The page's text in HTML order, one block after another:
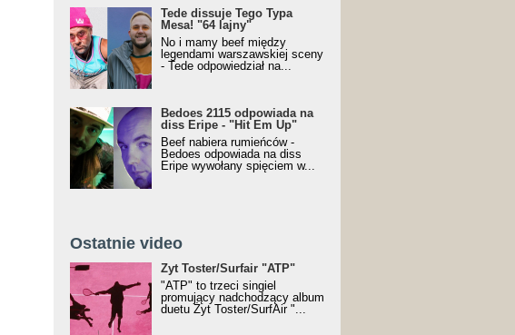
Tede dissuje Tego Typa
Mesa! "64 lajny"
No i mamy beef między
legendami warszawskiej sceny
- Tede odpowiedział na...
Bedoes 2115 odpowiada na
diss Eripe - "Hit Em Up"
Beef nabiera rumieńców -
Bedoes odpowiada na diss
Eripe wywołany spięciem w...
Ostatnie video
Żyt Toster/SurfAir - ATP VIDEO
Żyt Toster/Surfair "ATP"
"ATP" to trzeci singiel
promujący nadchodzący album
duetu Żyt Toster/SurfAir "...